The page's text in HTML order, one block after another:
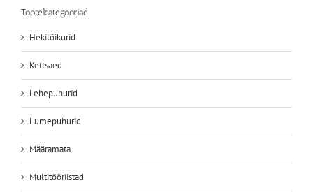
Tootekategooriad
Hekilõikurid
Kettsaed
Lehepuhurid
Lumepuhurid
Määramata
Multitööriistad